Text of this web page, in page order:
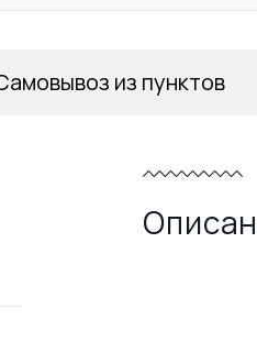
из пунктов